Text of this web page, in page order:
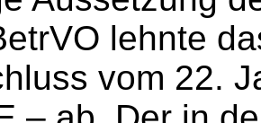
lehnte
vom 22.